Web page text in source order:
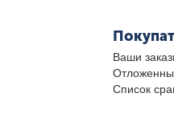
Ваши
Список